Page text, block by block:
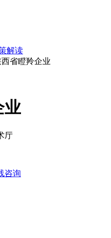
解读
西省瞪羚企业
业
厅
咨询